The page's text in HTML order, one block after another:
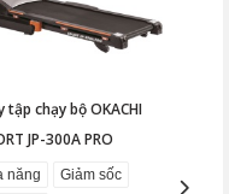
tập chạy bộ OKACHI
JP-300A PRO
năng
Giảm sốc